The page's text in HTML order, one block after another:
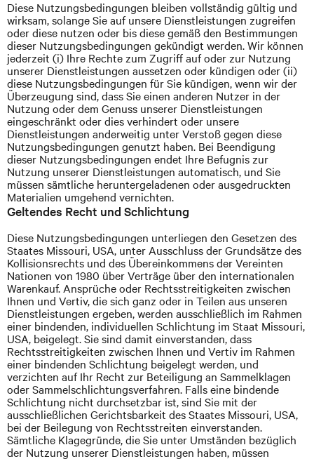
Diese Nutzungsbedingungen bleiben vollständig gültig und
wirksam, solange Sie auf unsere Dienstleistungen zugreifen
oder diese nutzen oder bis diese gemäß den Bestimmungen
dieser Nutzungsbedingungen gekündigt werden. Wir können
jederzeit (i) Ihre Rechte zum Zugriff auf oder zur Nutzung
unserer Dienstleistungen aussetzen oder kündigen oder (ii)
diese Nutzungsbedingungen für Sie kündigen, wenn wir der
Überzeugung sind, dass Sie einen anderen Nutzer in der
Nutzung oder dem Genuss unserer Dienstleistungen
eingeschränkt oder dies verhindert oder unsere
Dienstleistungen anderweitig unter Verstoß gegen diese
Nutzungsbedingungen genutzt haben. Bei Beendigung
dieser Nutzungsbedingungen endet Ihre Befugnis zur
Nutzung unserer Dienstleistungen automatisch, und Sie
müssen sämtliche heruntergeladenen oder ausgedruckten
Materialien umgehend vernichten.
Geltendes Recht und Schlichtung
Diese Nutzungsbedingungen unterliegen den Gesetzen des
Staates Missouri, USA, unter Ausschluss der Grundsätze des
Kollisionsrechts und des Übereinkommens der Vereinten
Nationen von 1980 über Verträge über den internationalen
Warenkauf. Ansprüche oder Rechtsstreitigkeiten zwischen
Ihnen und Vertiv, die sich ganz oder in Teilen aus unseren
Dienstleistungen ergeben, werden ausschließlich im Rahmen
einer bindenden, individuellen Schlichtung im Staat Missouri,
USA, beigelegt. Sie sind damit einverstanden, dass
Rechtsstreitigkeiten zwischen Ihnen und Vertiv im Rahmen
einer bindenden Schlichtung beigelegt werden, und
verzichten auf Ihr Recht zur Beteiligung an Sammelklagen
oder Sammelschlichtungsverfahren. Falls eine bindende
Schlichtung nicht durchsetzbar ist, sind Sie mit der
ausschließlichen Gerichtsbarkeit des Staates Missouri, USA,
bei der Beilegung von Rechtsstreiten einverstanden.
Sämtliche Klagegründe, die Sie unter Umständen bezüglich
der Nutzung unserer Dienstleistungen haben, müssen